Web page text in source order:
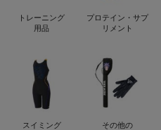
トレーニング
用品
プロテイン・サプ
リメント
スイミング
その他の